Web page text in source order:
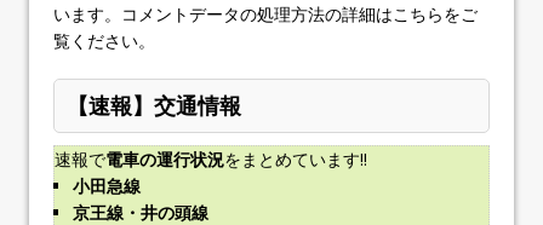
います。 コメントデータの処理方法の詳細はこちらをご
覧ください。
【速報】交通情報
速報で電車の運行状況をまとめています!!
小田急線
京王線・井の頭線